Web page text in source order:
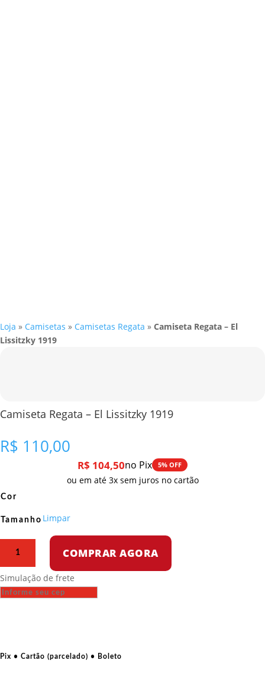
Loja » Camisetas » Camisetas Regata » Camiseta Regata – El
Lissitzky 1919
Camiseta Regata – El Lissitzky 1919
R$ 110,00
R$ 104,50no Pix 5% OFF
ou em até 3x sem juros no cartão
Cor
Tamanho Limpar
El
Lissitzky
COMPRAR AGORA
Simulação de frete
Pix • Cartão (parcelado) • Boleto